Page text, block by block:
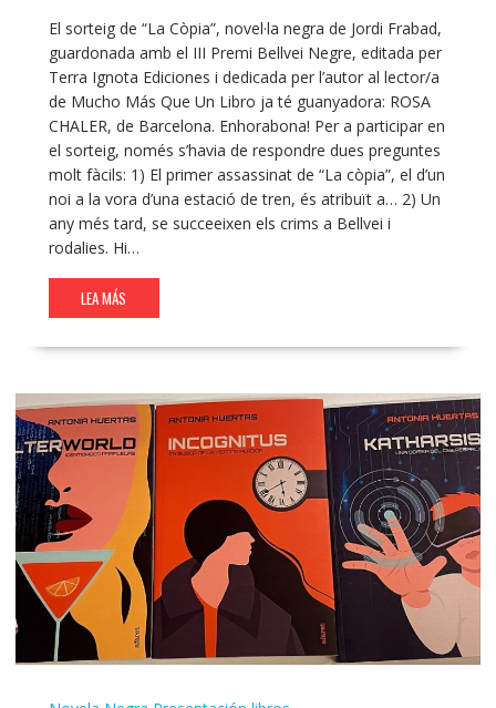
El sorteig de “La Còpia”, novel·la negra de Jordi Frabad,
guardonada amb el III Premi Bellvei Negre, editada per
Terra Ignota Ediciones i dedicada per l’autor al lector/a
de Mucho Más Que Un Libro ja té guanyadora: ROSA
CHALER, de Barcelona. Enhorabona! Per a participar en
el sorteig, només s’havia de respondre dues preguntes
molt fàcils: 1) El primer assassinat de “La còpia”, el d’un
noi a la vora d’una estació de tren, és atribuït a… 2) Un
any més tard, se succeeixen els crims a Bellvei i
rodalies. Hi…
LEA MÁS